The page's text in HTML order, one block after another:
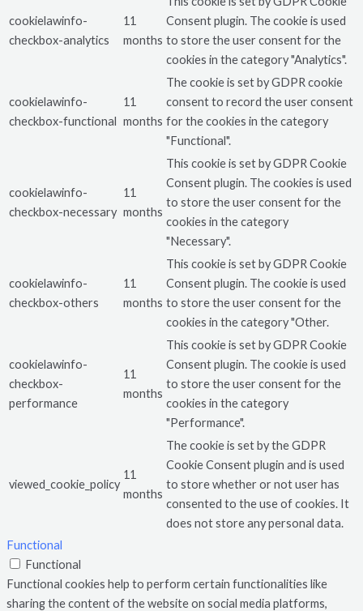
cookielawinfo-
checkbox-analytics
11
months
Consent plugin. The cookie is used
to store the user consent for the
cookies in the category "Analytics".
cookielawinfo-
checkbox-functional
11
months
The cookie is set by GDPR cookie
consent to record the user consent
for the cookies in the category
"Functional".
cookielawinfo-
checkbox-necessary
11
months
This cookie is set by GDPR Cookie
Consent plugin. The cookies is used
to store the user consent for the
cookies in the category
"Necessary".
cookielawinfo-
checkbox-others
11
months
This cookie is set by GDPR Cookie
Consent plugin. The cookie is used
to store the user consent for the
cookies in the category "Other.
cookielawinfo-
checkbox-
performance
11
months
This cookie is set by GDPR Cookie
Consent plugin. The cookie is used
to store the user consent for the
cookies in the category
"Performance".
viewed_cookie_policy
11
months
The cookie is set by the GDPR
Cookie Consent plugin and is used
to store whether or not user has
consented to the use of cookies. It
does not store any personal data.
Functional
Functional
Functional cookies help to perform certain functionalities like
sharing the content of the website on social media platforms,